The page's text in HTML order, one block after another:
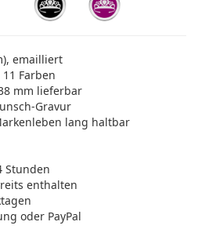
emailliert
Farben
mm lieferbar
Gravur
lang haltbar
Stunden
enthalten
oder PayPal